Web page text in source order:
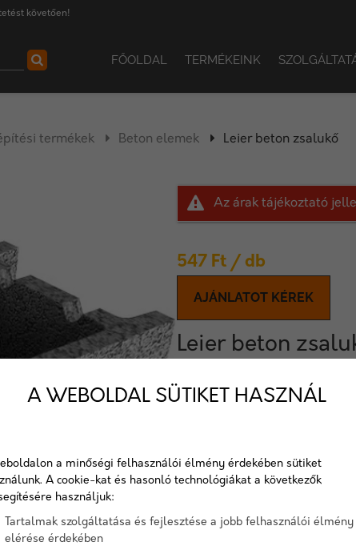
követően!
FŐOLDAL TERMÉKEINK
termékek Beton elemek Leier beton zsalukő
Az árak tájékoztató
547 Ft / db
AJÁNLATOT KÉREK
Leier beton
A Leier beton
alkotó, előre gyártott elemek.
megfelelően a kialakítható
Raklap betétdíj:6000
Elérhetőség:
A WEBOLDAL SÜTIKET HASZNÁL
a minőségi felhasználói élmény érdekében sütiket
A cookie-kat és hasonló technológiákat a következők
használjuk:
Tartalmak szolgáltatása és fejlesztése a jobb felhasználói élmény
elérése érdekében